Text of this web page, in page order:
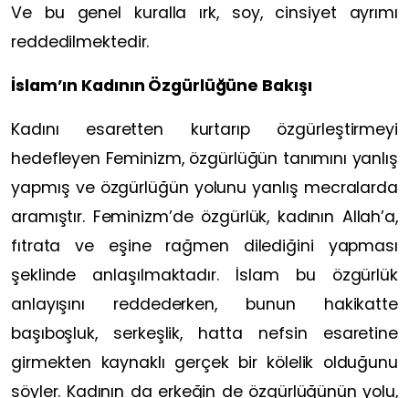
Ve bu genel kuralla ırk, soy, cinsiyet ayrımı
reddedilmektedir.
İslam’ın Kadının Özgürlüğüne Bakışı
Kadını esaretten kurtarıp özgürleştirmeyi
hedefleyen Feminizm, özgürlüğün tanımını yanlış
yapmış ve özgürlüğün yolunu yanlış mecralarda
aramıştır. Feminizm’de özgürlük, kadının Allah’a,
fıtrata ve eşine rağmen dilediğini yapması
şeklinde anlaşılmaktadır. İslam bu özgürlük
anlayışını reddederken, bunun hakikatte
başıboşluk, serkeşlik, hatta nefsin esaretine
girmekten kaynaklı gerçek bir kölelik olduğunu
söyler. Kadının da erkeğin de özgürlüğünün yolu,